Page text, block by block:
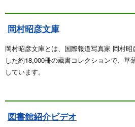
岡村昭彦文庫
岡村昭彦文庫とは、国際報道写真家 岡村
した約18,000冊の蔵書コレクションで、草
しています。
図書館紹介ビデオ